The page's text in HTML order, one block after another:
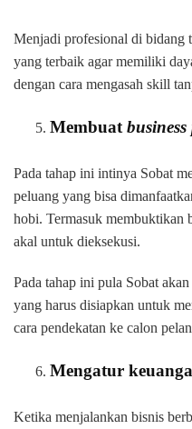
Menjadi profesional di bidang
yang terbaik agar memiliki
dengan cara mengasah skill
Membuat
Pada tahap ini intinya Sobat
peluang yang bisa
hobi. Termasuk membuktikan
akal untuk dieksekusi.
Pada tahap ini pula Sobat
yang harus disiapkan untuk
cara pendekatan ke calon
Mengatur
Ketika menjalankan bisnis